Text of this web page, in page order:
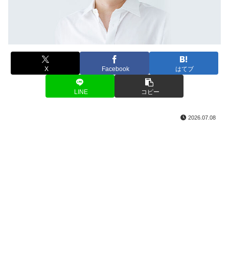
X Facebook はてブ
LINE コピー
2026.07.08